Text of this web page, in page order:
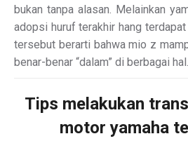
bukan tanpa alasan. Melainkan
adopsi huruf terakhir hang
tersebut berarti bahwa mio z
benar-benar “dalam” di berbagai hal.
Tips melakukan
motor yamaha